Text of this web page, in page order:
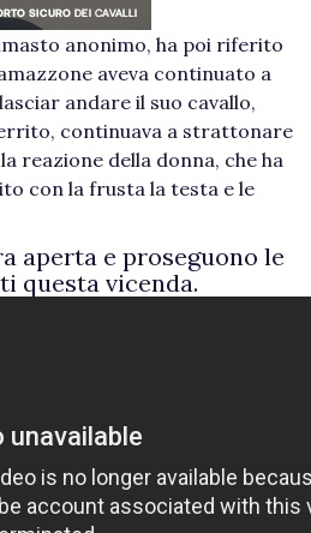
anonimo, ha poi riferito
aveva continuato a
andare il suo cavallo,
continuava a strattonare
reazione della donna, che ha
con la frusta la testa e le
aperta e proseguono le
questa vicenda.